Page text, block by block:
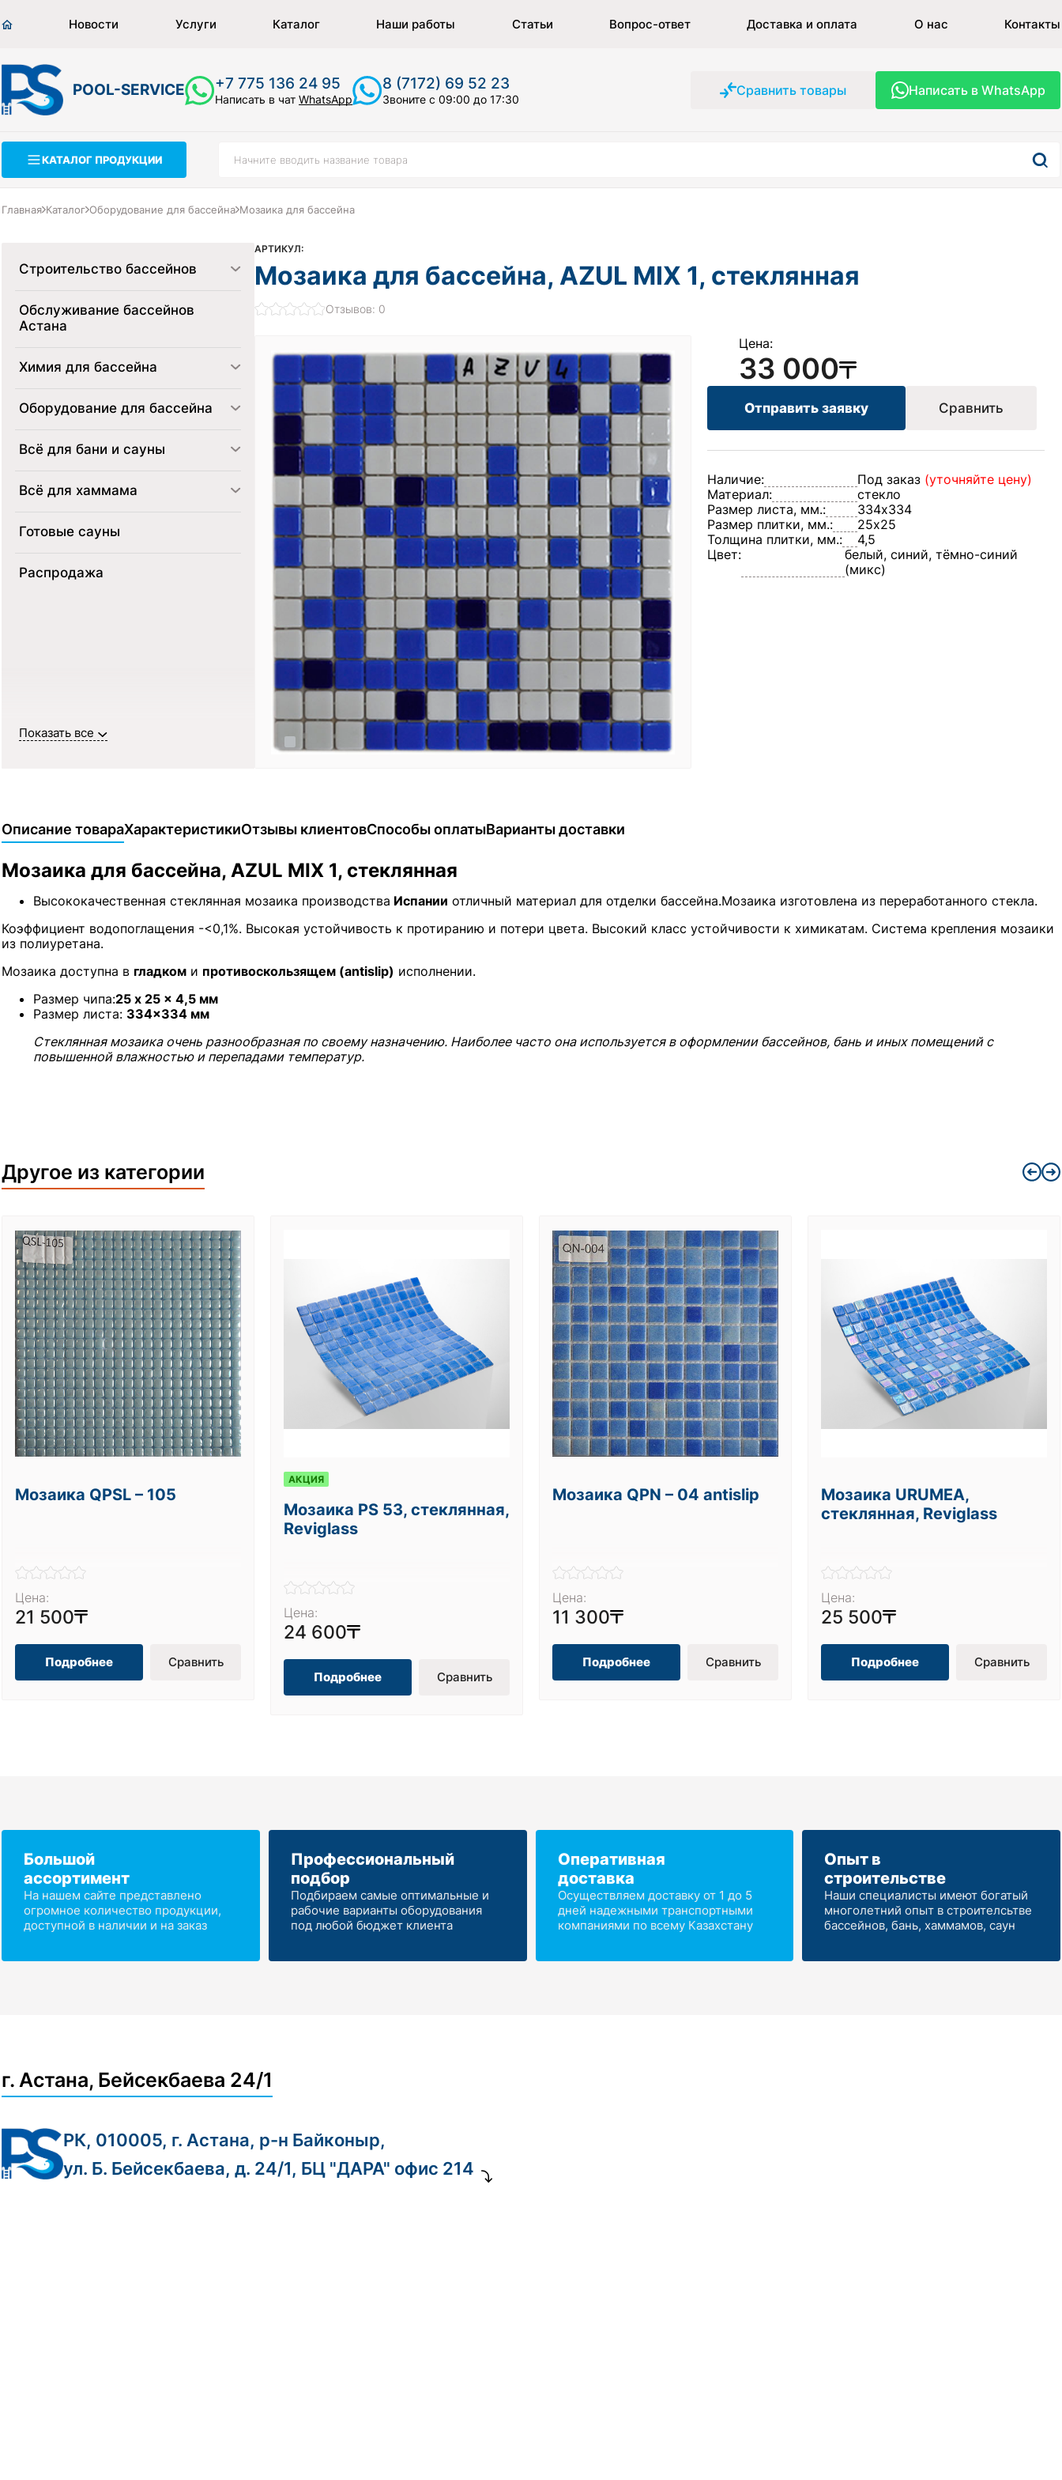
Новости Услуги Каталог Наши работы Статьи Вопрос-ответ Доставка и оплата О нас Контакты
POOL-SERVICE +7 775 136 24 95
Написать в чат WhatsApp
8 (7172) 69 52 23
Звоните с 09:00 до 17:30
Сравнить товары Написать в WhatsApp
КАТАЛОГ ПРОДУКЦИИ
Главная Каталог Оборудование для бассейна Мозаика для бассейна
Показать все
Строительство бассейнов
Обслуживание бассейнов
Астана
Химия для бассейна
Оборудование для бассейна
Всё для бани и сауны
Всё для хаммама
Готовые сауны
Распродажа
АРТИКУЛ:
Мозаика для бассейна, AZUL MIX 1, стеклянная
Отзывов: 0
Цена:
33 000
Отправить заявку Сравнить
Наличие: Под заказ (уточняйте цену)
Материал:
стекло
Размер листа, мм.:
334х334
Размер плитки, мм.:
25х25
Толщина плитки, мм.:
4,5
Цвет:
белый, синий, тёмно-синий
(микс)
Описание товараХарактеристикиОтзывы клиентовСпособы оплатыВарианты доставки
Мозаика для бассейна, AZUL MIX 1, стеклянная
Высококачественная стеклянная мозаика производства Испании отличный материал для отделки бассейна.Мозаика изготовлена из переработанного стекла.
Коэффициент водопоглащения -<0,1%. Высокая устойчивость к протиранию и потери цвета. Высокий класс устойчивости к химикатам. Система крепления мозаики
из полиуретана.
Мозаика доступна в гладком и противоскользящем (antislip) исполнении.
Размер чипа:25 x 25 x 4,5 мм
Размер листа: 334×334 мм
Стеклянная мозаика очень разнообразная по своему назначению. Наиболее часто она используется в оформлении бассейнов, бань и иных помещений с
повышенной влажностью и перепадами температур.
Другое из категории
Мозаика QPSL – 105
Цена:
21 500
Подробнее Сравнить
АКЦИЯ
Мозаика PS 53, стеклянная,
Reviglass
Цена:
24 600
Подробнее Сравнить
Мозаика QPN – 04 antislip
Цена:
11 300
Подробнее Сравнить
Мозаика URUMEA,
стеклянная, Reviglass
Цена:
25 500
Подробнее Сравнить
Большой
ассортимент
На нашем сайте представлено
огромное количество продукции,
доступной в наличии и на заказ
Профессиональный
подбор
Подбираем самые оптимальные и
рабочие варианты оборудования
под любой бюджет клиента
Оперативная
доставка
Осуществляем доставку от 1 до 5
дней надежными транспортными
компаниями по всему Казахстану
Опыт в
строительстве
Наши специалисты имеют богатый
многолетний опыт в строителсьтве
бассейнов, бань, хаммамов, саун
г. Астана, Бейсекбаева 24/1
РК, 010005, г. Астана, р-н Байконыр,
ул. Б. Бейсекбаева, д. 24/1, БЦ "ДАРА" офис 214